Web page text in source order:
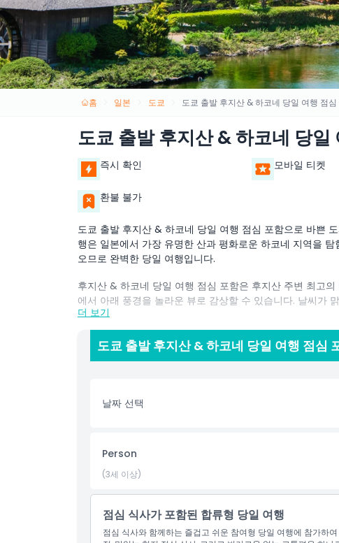
홈 일본 도쿄 도쿄 출발 후지산 & 하코네 당일 여행 점
도쿄 출발 후지산 & 하코네 당일
즉시 확인 모바일 티켓
환불 불가
도쿄 출발 후지산 & 하코네 당일 여행 점심 포함으로 바쁜
행은 일본에서 가장 유명한 산과 평화로운 하코네 지역을
오므로 완벽한 당일 여행입니다.
후지산 & 하코네 당일 여행 점심 포함은 후지산 주변 최고
에서 아래 풍경을 놀라운 뷰로 감상할 수 있습니다. 날씨가
후지산을 본 후에는 하코네로 이동합니다. 하코네는 산, 온
화로운 보트 여행을 즐기며 멀리 후지산의 멋진 경치를 볼
후지산 & 하코네 당일 여행 점심 포함에는 하코네 로프웨
이 여행은 도쿄에서 제공되는 교통편으로 쉽고 편안합니다
를 들려줍니다. 일본이 처음이든 다시 방문하든, 후지산 &
의 매력을 즐기는 훌륭한 방법입니다.
하이라이트
더 보기
도쿄 출발 후지산 & 하코네 당일 여행 점심
날짜 선택
Person
(3세 이상)
점심 식사가 포함된 합류형 당일 여행
점심 식사와 함께하는 즐겁고 쉬운 참여형 당일 여행에 참가하